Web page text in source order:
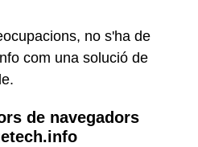
no s'ha de
com una solució de
de navegadors